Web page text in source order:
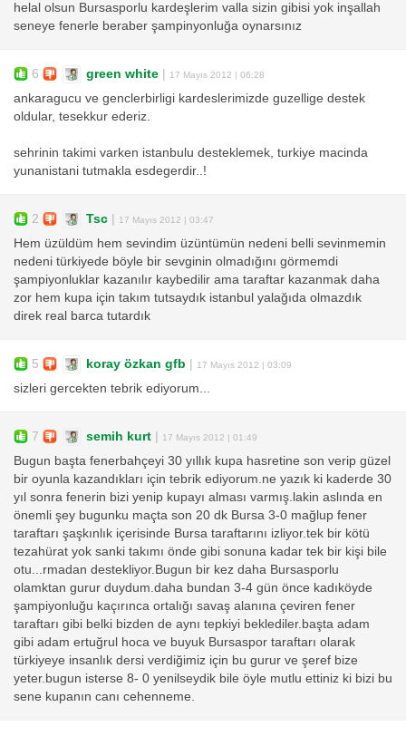
helal olsun Bursasporlu kardeşlerim valla sizin gibisi yok inşallah
seneye fenerle beraber şampinyonluğa oynarsınız
6 green white | 17 Mayıs 2012 | 06:28
ankaragucu ve genclerbirligi kardeslerimizde guzellige destek
oldular, tesekkur ederiz.
sehrinin takimi varken istanbulu desteklemek, turkiye macinda
yunanistani tutmakla esdegerdir..!
2 Tsc | 17 Mayıs 2012 | 03:47
Hem üzüldüm hem sevindim üzüntümün nedeni belli sevinmemin
nedeni türkiyede böyle bir sevginin olmadığını görmemdi
şampiyonluklar kazanılır kaybedilir ama taraftar kazanmak daha
zor hem kupa için takım tutsaydık istanbul yalağıda olmazdık
direk real barca tutardık
5 koray özkan gfb | 17 Mayıs 2012 | 03:09
sizleri gercekten tebrik ediyorum...
7 semih kurt | 17 Mayıs 2012 | 01:49
Bugun başta fenerbahçeyi 30 yıllık kupa hasretine son verip güzel
bir oyunla kazandıkları için tebrik ediyorum.ne yazık ki kaderde 30
yıl sonra fenerin bizi yenip kupayı alması varmış.lakin aslında en
önemli şey bugunku maçta son 20 dk Bursa 3-0 mağlup fener
taraftarı şaşkınlık içerisinde Bursa taraftarını izliyor.tek bir kötü
tezahürat yok sanki takımı önde gibi sonuna kadar tek bir kişi bile
otu...rmadan destekliyor.Bugun bir kez daha Bursasporlu
olamktan gurur duydum.daha bundan 3-4 gün önce kadıköyde
şampiyonluğu kaçırınca ortalığı savaş alanına çeviren fener
taraftarı gibi belki bizden de aynı tepkiyi beklediler.başta adam
gibi adam ertuğrul hoca ve buyuk Bursaspor taraftarı olarak
türkiyeye insanlık dersi verdiğimiz için bu gurur ve şeref bize
yeter.bugun isterse 8- 0 yenilseydik bile öyle mutlu ettiniz ki bizi bu
sene kupanın canı cehenneme.